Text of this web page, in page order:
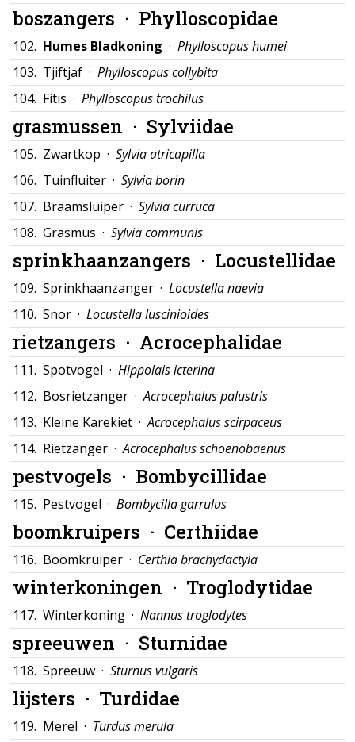
boszangers · Phylloscopidae
102. Humes Bladkoning · Phylloscopus humei
103. Tjiftjaf · Phylloscopus collybita
104. Fitis · Phylloscopus trochilus
grasmussen · Sylviidae
105. Zwartkop · Sylvia atricapilla
106. Tuinfluiter · Sylvia borin
107. Braamsluiper · Sylvia curruca
108. Grasmus · Sylvia communis
sprinkhaanzangers · Locustellidae
109. Sprinkhaanzanger · Locustella naevia
110. Snor · Locustella luscinioides
rietzangers · Acrocephalidae
111. Spotvogel · Hippolais icterina
112. Bosrietzanger ·Acrocephalus palustris
113. Kleine Karekiet ·Acrocephalus scirpaceus
114. Rietzanger ·Acrocephalus schoenobaenus
pestvogels · Bombycillidae
115. Pestvogel · Bombycilla garrulus
boomkruipers · Certhiidae
116. Boomkruiper · Certhia brachydactyla
winterkoningen · Troglodytidae
117. Winterkoning · Nannus troglodytes
spreeuwen · Sturnidae
118. Spreeuw · Sturnus vulgaris
lijsters · Turdidae
119. Merel · Turdus merula